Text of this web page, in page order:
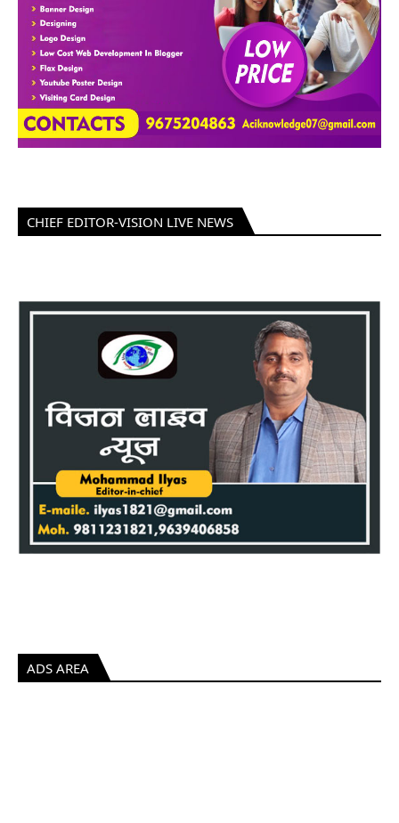
CHIEF EDITOR-VISION LIVE NEWS
ADS AREA